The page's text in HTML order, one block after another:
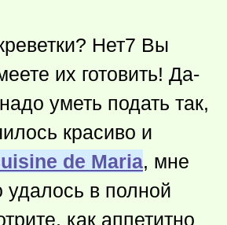
Нет7 Вы
их готовить! Да-
уметь подать так,
красиво и
de Maria, мне
удалось в полной
как аппетитно